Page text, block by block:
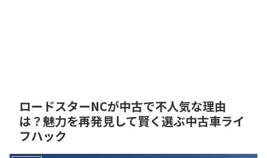
ロードスターNCが中古で不人気な理由
は？魅力を再発見して賢く選ぶ中古車ライ
フハック